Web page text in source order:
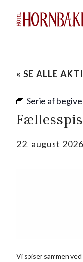
« SE ALLE
Serie af
22. august
Vi spiser sammen